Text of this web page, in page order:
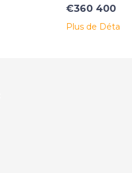
€360 400
Plus de Détails